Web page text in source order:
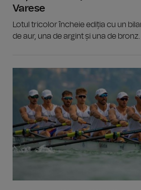
Varese
Lotul tricolor încheie ediția cu un
de aur, una de argint și una de bronz.